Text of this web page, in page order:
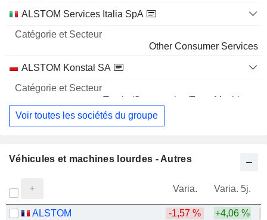
ALSTOM Services Italia SpA
Other Consumer Services
ALSTOM Konstal SA
Trucks/Construction/Farm Machinery
Voir toutes les sociétés du groupe
Véhicules et machines lourdes - Autres
Varia. Varia. 5j.
ALSTOM -1,57 % +4,06 %